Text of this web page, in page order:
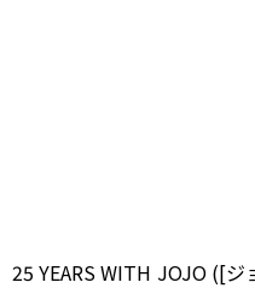
25 YEARS WITH JOJO ([